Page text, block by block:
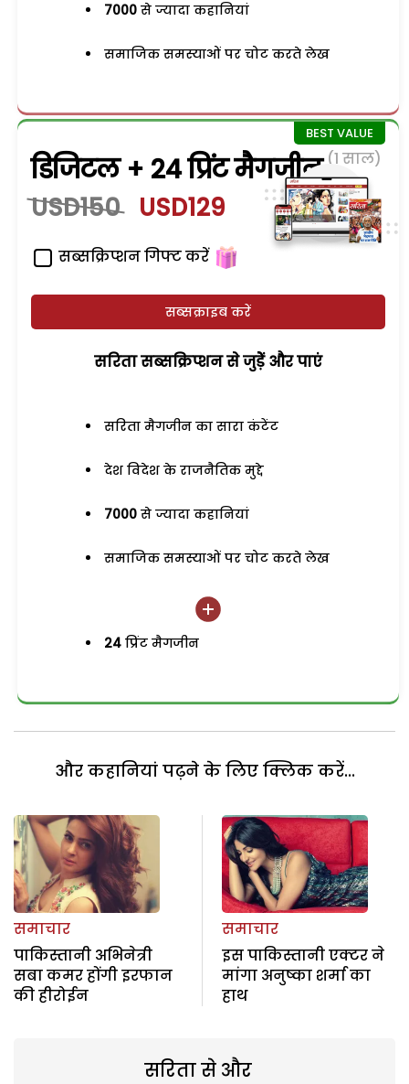
7000 से ज्यादा कहानियां
समाजिक समस्याओं पर चोट करते लेख
डिजिटल + 24 प्रिंट मैगजीन (1 साल)
USD150 USD129
सब्सक्रिप्शन गिफ्ट करें
सब्सक्राइब करें
सरिता सब्सक्रिप्शन से जुड़ेें और पाएं
सरिता मैगजीन का सारा कंटेंट
देश विदेश के राजनैतिक मुद्दे
7000 से ज्यादा कहानियां
समाजिक समस्याओं पर चोट करते लेख
24 प्रिंट मैगजीन
और कहानियां पढ़ने के लिए क्लिक करें...
समाचार
पाकिस्तानी अभिनेत्री
सबा कमर होंगी इरफान
की हीरोईन
समाचार
इस पाकिस्तानी एक्टर ने
मांगा अनुष्का शर्मा का
हाथ
सरिता से और